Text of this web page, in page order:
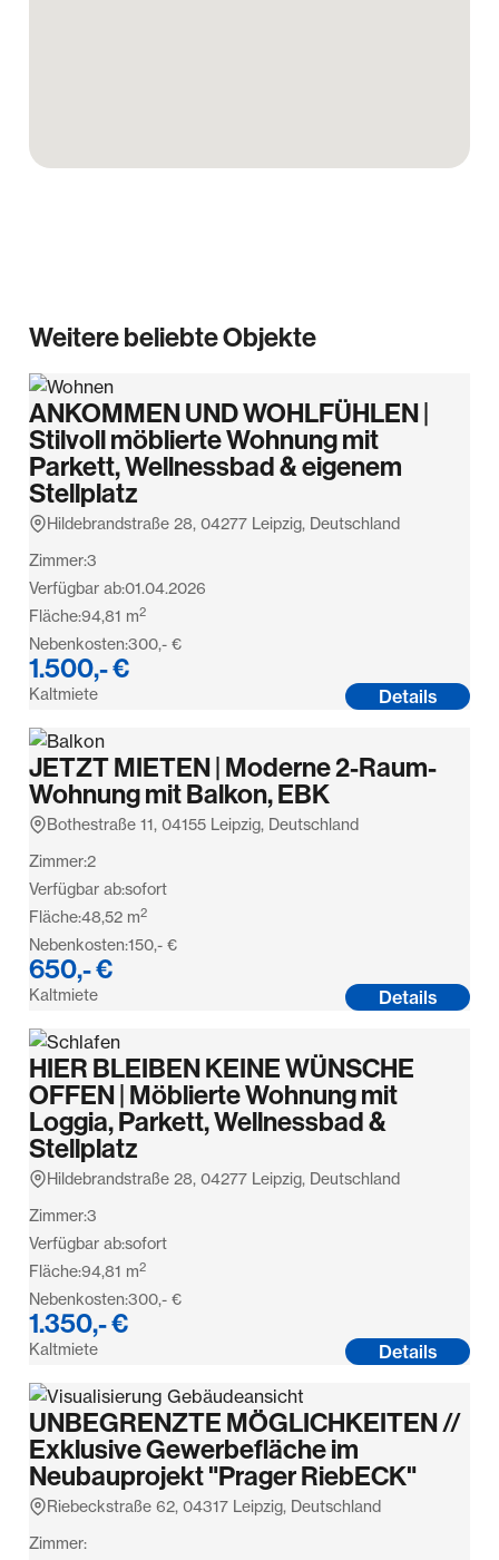
Weitere beliebte Objekte
ANKOMMEN UND WOHLFÜHLEN |
Stilvoll möblierte Wohnung mit
Parkett, Wellnessbad & eigenem
Stellplatz
Hildebrandstraße 28, 04277 Leipzig, Deutschland
Zimmer:3
Verfügbar ab:01.04.2026
Fläche:94,81 m2
Nebenkosten:300,- €
1.500,- €
Kaltmiete Details
JETZT MIETEN | Moderne 2-Raum-
Wohnung mit Balkon, EBK
Bothestraße 11, 04155 Leipzig, Deutschland
Zimmer:2
Verfügbar ab:sofort
Fläche:48,52 m2
Nebenkosten:150,- €
650,- €
Kaltmiete Details
HIER BLEIBEN KEINE WÜNSCHE
OFFEN | Möblierte Wohnung mit
Loggia, Parkett, Wellnessbad &
Stellplatz
Hildebrandstraße 28, 04277 Leipzig, Deutschland
Zimmer:3
Verfügbar ab:sofort
Fläche:94,81 m2
Nebenkosten:300,- €
1.350,- €
Kaltmiete Details
UNBEGRENZTE MÖGLICHKEITEN //
Exklusive Gewerbefläche im
Neubauprojekt "Prager RiebECK"
Riebeckstraße 62, 04317 Leipzig, Deutschland
Zimmer: